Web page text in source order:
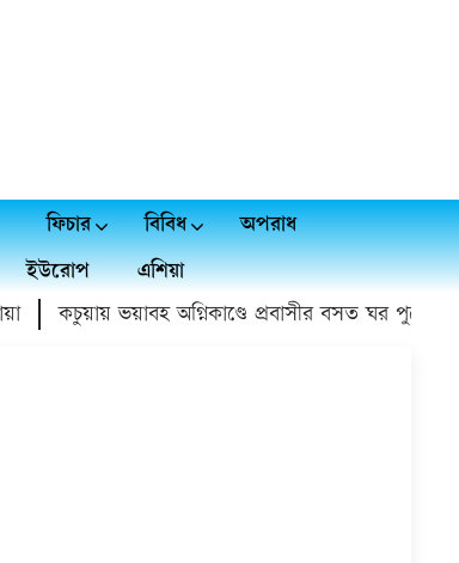
ফিচার বিবিধ
অপরাধ
ইউরোপ
এশিয়া
কচুয়ায় ভয়াবহ অগ্নিকাণ্ডে প্রবাসীর বসত ঘর পুড়ে ১৫